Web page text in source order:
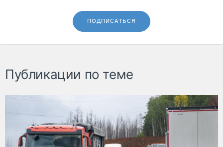
ПОДПИСАТЬСЯ
Публикации по теме